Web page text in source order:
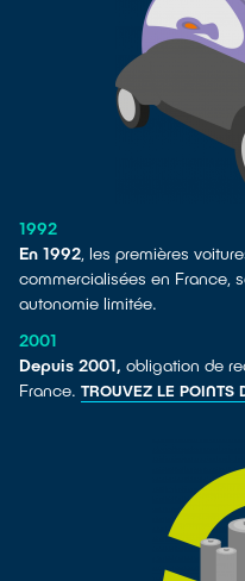
1992
En 1992, les premières
commercialisées en France,
autonomie limitée.
2001
Depuis 2001, obligation de
France. TROUVEZ LE POINTS